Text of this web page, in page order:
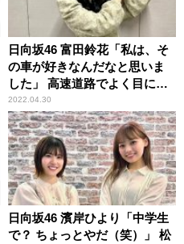
日向坂46 富田鈴花「私は、そ
の車が好きなんだなと思いま
した」 高速道路でよく目につ
く車種を明かす
2022.04.30
日向坂46 濱岸ひより「中学生
で？ ちょっとやだ（笑）」 松